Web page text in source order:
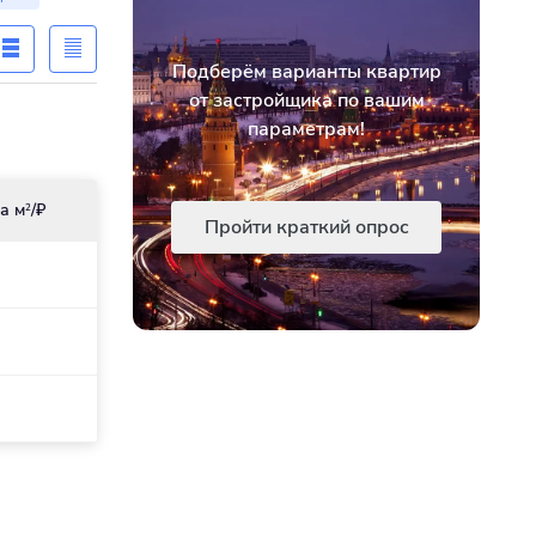
м2/₽
Подберём варианты квартир
от застройщика по вашим
параметрам!
Пройти краткий опрос